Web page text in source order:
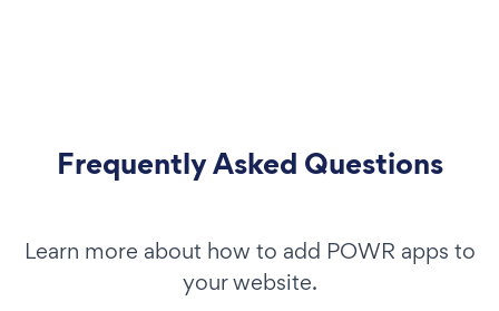
Frequently Asked Questions
Learn more about how to add POWR apps to
your website.